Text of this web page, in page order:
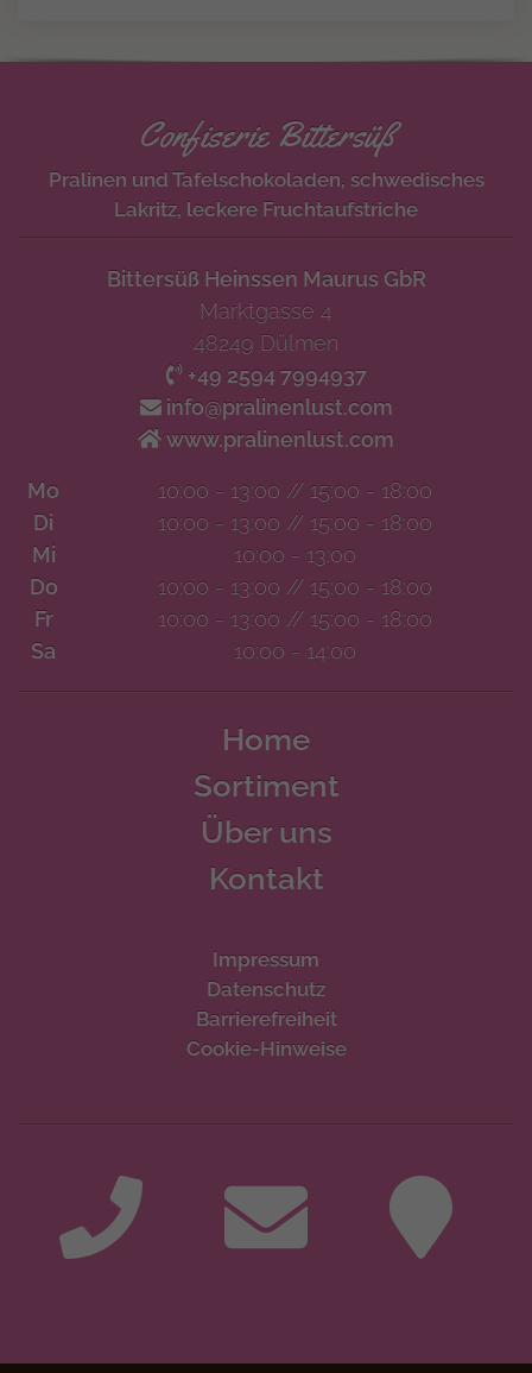
Confiserie Bittersüß
Pralinen und Tafelschokoladen, schwedisches
Lakritz, leckere Fruchtaufstriche
Bittersüß Heinssen Maurus GbR
Marktgasse 4
48249 Dülmen
+49 2594 7994937
info@pralinenlust.com
www.pralinenlust.com
Mo
10:00 - 13:00 // 15:00 - 18:00
Di
10:00 - 13:00 // 15:00 - 18:00
Mi
10:00 - 13:00
Do
10:00 - 13:00 // 15:00 - 18:00
Fr
10:00 - 13:00 // 15:00 - 18:00
Sa
10:00 - 14:00
Home
Sortiment
Über uns
Kontakt
Impressum
Datenschutz
Barrierefreiheit
Cookie-Hinweise